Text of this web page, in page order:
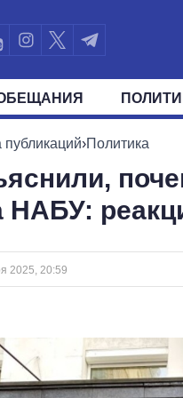
ПОЛИТИКИ ПРЕЗИДЕНТ И
публикаций›Политика
НАБУ:
2025, 20:59